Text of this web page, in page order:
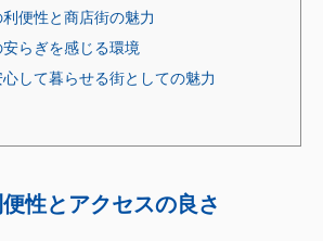
利便性と商店街の魅力
安らぎを感じる環境
心して暮らせる街としての魅力
性とアクセスの良さ